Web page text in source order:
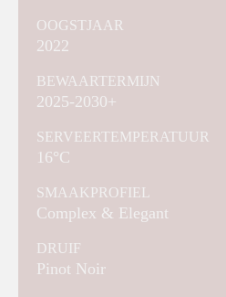
OOGSTJAAR
2022
BEWAARTERMIJN
2025-2030+
SERVEERTEMPERATUUR
16°C
SMAAKPROFIEL
Complex & Elegant
DRUIF
Pinot Noir